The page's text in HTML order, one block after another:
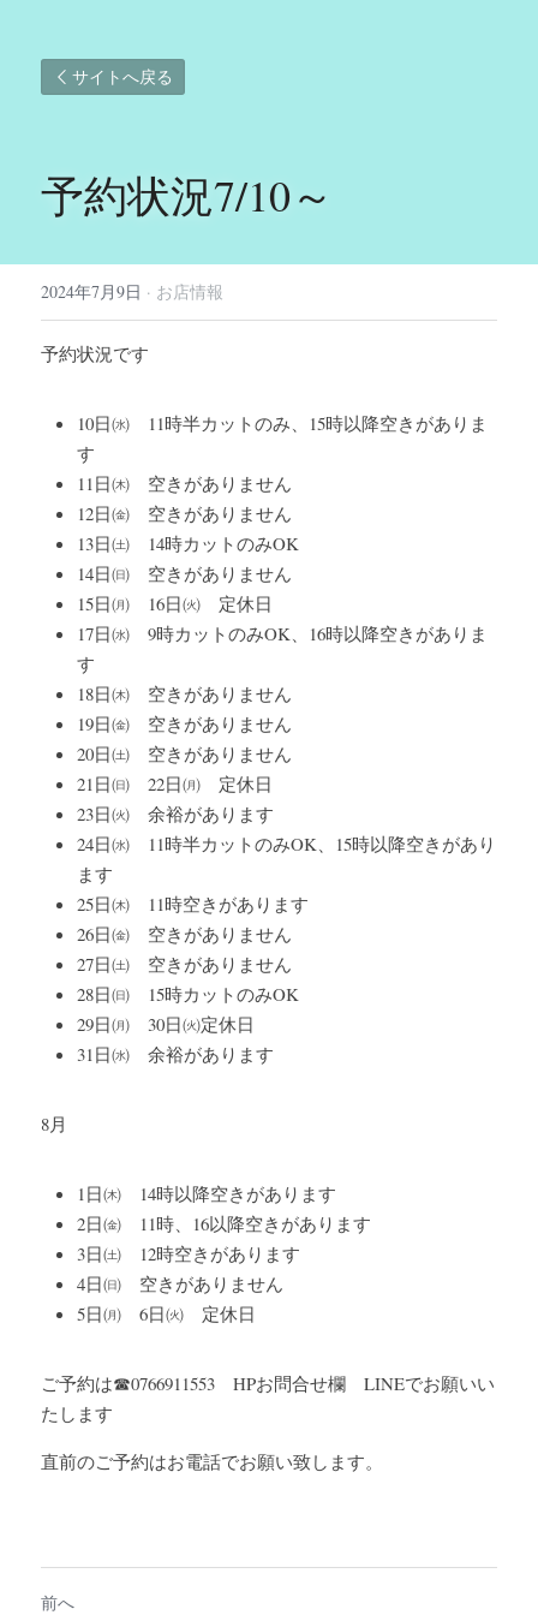
サイトへ戻る
予約状況7/10～
2024年7月9日 · お店情報
予約状況です
10日㈬　11時半カットのみ、15時以降空きがありま
す
11日㈭　空きがありません
12日㈮　空きがありません
13日㈯　14時カットのみOK
14日㈰　空きがありません
15日㈪　16日㈫　定休日
17日㈬　9時カットのみOK、16時以降空きがありま
す
18日㈭　空きがありません
19日㈮　空きがありません
20日㈯　空きがありません
21日㈰　22日㈪　定休日
23日㈫　余裕があります
24日㈬　11時半カットのみOK、15時以降空きがあり
ます
25日㈭　11時空きがあります
26日㈮　空きがありません
27日㈯　空きがありません
28日㈰　15時カットのみOK
29日㈪　30日㈫定休日
31日㈬　余裕があります
8月
1日㈭　14時以降空きがあります
2日㈮　11時、16以降空きがあります
3日㈯　12時空きがあります
4日㈰　空きがありません
5日㈪　6日㈫　定休日
ご予約は☎0766911553　HPお問合せ欄　LINEでお願いい
たします
直前のご予約はお電話でお願い致します。
前へ